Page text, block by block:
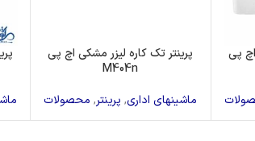
پی
پرینتر تک کاره لیزر مشکی اچ پی
M404n
ماشینهای اداری, پرینتر, محصولات